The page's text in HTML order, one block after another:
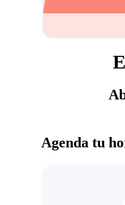
Agenda tu